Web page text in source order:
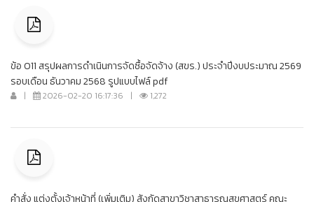
ข้อ O11 สรุปผลการดำเนินการจัดซื้อจัดจ้าง (สขร.) ประจำปีงบประมาณ 2569
รอบเดือน ธันวาคม 2568 รูปแบบไฟล์ pdf
| 2026-02-20 16:17:36 | 1,272
คำสั่ง แต่งตั้งเจ้าหน้าที่ (เพิ่มเติม) สังกัดสาขาวิชาสาธารณสุขศาสตร์ คณะ